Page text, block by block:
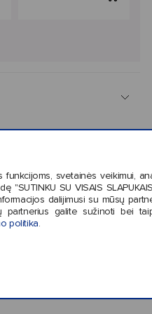
svetainės veikimui,
"SUTINKU SU VISAIS
dalijimusi su mūsų
partnerius galite sužinoti bei
politika
gali būti